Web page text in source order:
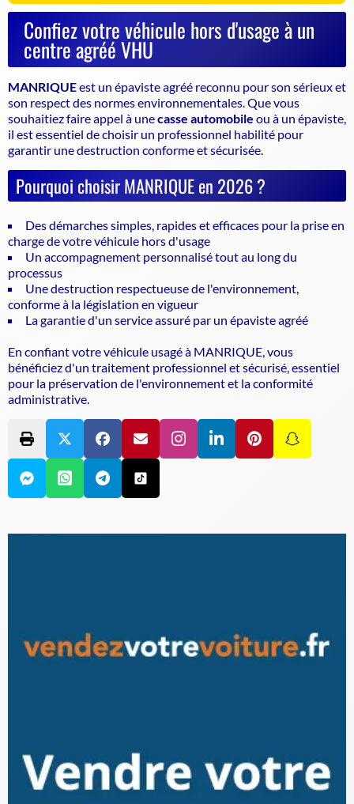
Confiez votre véhicule hors d'usage à un
centre agréé VHU
MANRIQUEest un épaviste agréé reconnu pour son sérieux et
son respect des normes environnementales. Que vous
souhaitiez faire appel à unecasse automobile ou à un épaviste
il est essentiel de choisir un professionnel habilité pour
garantir une destruction conforme et sécurisée.
Pourquoi choisir MANRIQUE en 2026 ?
Des démarches simples, rapides et efficaces pour la prise en
charge de votre véhicule hors d'usage
Un accompagnement personnalisé tout au long du
processus
Une destruction respectueuse de l'environnement,
conforme à la législation en vigueur
La garantie d'un service assuré par un épaviste agréé
En confiant votre véhicule usagé à MANRIQUE, vous
bénéficiez d'un traitement professionnel et sécurisé, essentiel
pour la préservation de l'environnement et la conformité
administrative.